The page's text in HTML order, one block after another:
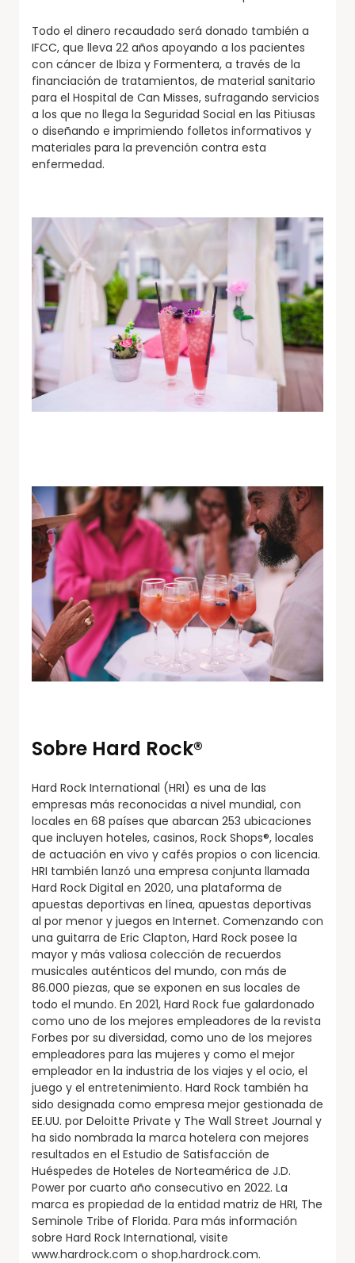
Todo el dinero recaudado será donado también a
IFCC, que lleva 22 años apoyando a los pacientes
con cáncer de Ibiza y Formentera, a través de la
financiación de tratamientos, de material sanitario
para el Hospital de Can Misses, sufragando servicios
a los que no llega la Seguridad Social en las Pitiusas
o diseñando e imprimiendo folletos informativos y
materiales para la prevención contra esta
enfermedad.
Sobre Hard Rock®
Hard Rock International (HRI) es una de las
empresas más reconocidas a nivel mundial, con
locales en 68 países que abarcan 253 ubicaciones
que incluyen hoteles, casinos, Rock Shops®, locales
de actuación en vivo y cafés propios o con licencia.
HRI también lanzó una empresa conjunta llamada
Hard Rock Digital en 2020, una plataforma de
apuestas deportivas en línea, apuestas deportivas
al por menor y juegos en Internet. Comenzando con
una guitarra de Eric Clapton, Hard Rock posee la
mayor y más valiosa colección de recuerdos
musicales auténticos del mundo, con más de
86.000 piezas, que se exponen en sus locales de
todo el mundo. En 2021, Hard Rock fue galardonado
como uno de los mejores empleadores de la revista
Forbes por su diversidad, como uno de los mejores
empleadores para las mujeres y como el mejor
empleador en la industria de los viajes y el ocio, el
juego y el entretenimiento. Hard Rock también ha
sido designada como empresa mejor gestionada de
EE.UU. por Deloitte Private y The Wall Street Journal y
ha sido nombrada la marca hotelera con mejores
resultados en el Estudio de Satisfacción de
Huéspedes de Hoteles de Norteamérica de J.D.
Power por cuarto año consecutivo en 2022. La
marca es propiedad de la entidad matriz de HRI, The
Seminole Tribe of Florida. Para más información
sobre Hard Rock International, visite
www.hardrock.com o shop.hardrock.com.